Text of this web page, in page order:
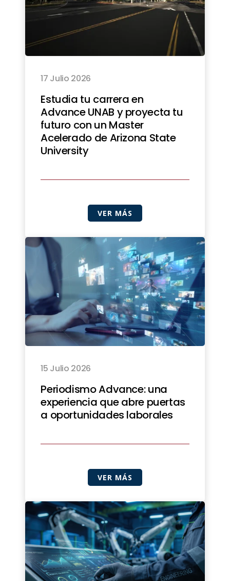
17 Julio 2026
Estudia tu carrera en
Advance UNAB y proyecta tu
futuro con un Master
Acelerado de Arizona State
University
VER MÁS
15 Julio 2026
Periodismo Advance: una
experiencia que abre puertas
a oportunidades laborales
VER MÁS